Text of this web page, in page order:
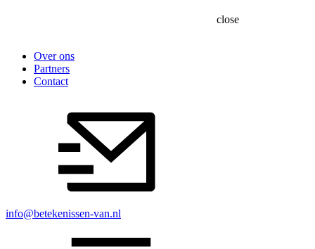
close
Over ons
Partners
Contact
info@betekenissen-van.nl